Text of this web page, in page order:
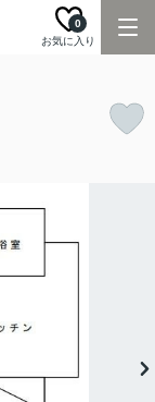
お気に入り
0